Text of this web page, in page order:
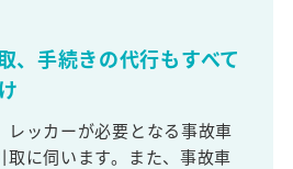
、手続きの代行もすべて
レッカーが必要となる事故車
取に伺います。また、事故車